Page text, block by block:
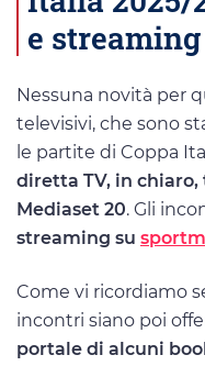
e streaming
Nessuna novità per
televisivi, che sono
le partite di Coppa
diretta TV, in chiaro,
Mediaset 20. Gli
streaming su
Come vi ricordiamo
incontri siano poi
portale di alcuni